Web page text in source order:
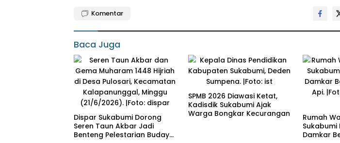
Komentar
Baca Juga
Dispar Sukabumi Dorong
Seren Taun Akbar Jadi
Benteng Pelestarian Budaya
SPMB 2026 Diawasi Ketat,
Kadisdik Sukabumi Ajak
Warga Bongkar Kecurangan
Rumah
Sukabumi
Damkar